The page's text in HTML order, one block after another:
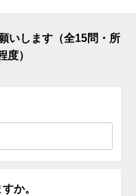
いします（全15問・所
度）
か。